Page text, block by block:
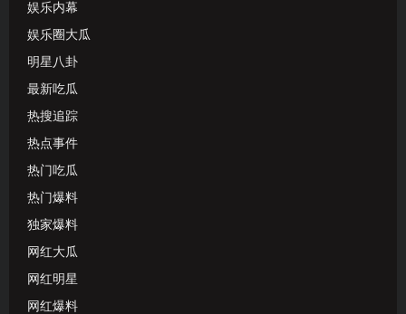
娱乐内幕
娱乐圈大瓜
明星八卦
最新吃瓜
热搜追踪
热点事件
热门吃瓜
热门爆料
独家爆料
网红大瓜
网红明星
网红爆料